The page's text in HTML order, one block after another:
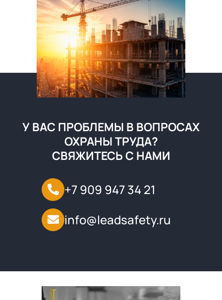
У ВАС ПРОБЛЕМЫ В ВОПРОСАХ
ОХРАНЫ ТРУДА?
СВЯЖИТЕСЬ С НАМИ
+7 909 947 34 21
info@leadsafety.ru